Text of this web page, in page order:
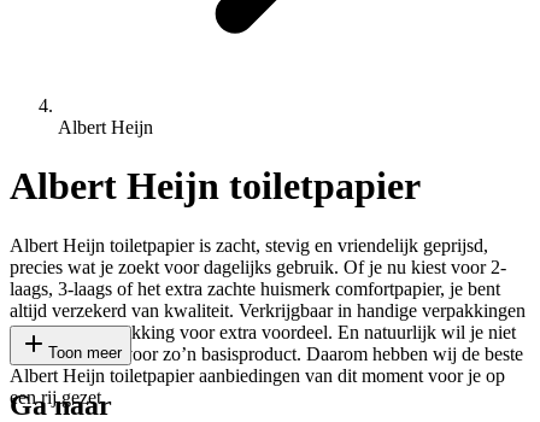
Albert Heijn
Albert Heijn toiletpapier
Albert Heijn toiletpapier is zacht, stevig en vriendelijk geprijsd,
precies wat je zoekt voor dagelijks gebruik. Of je nu kiest voor 2-
laags, 3-laags of het extra zachte huismerk comfortpapier, je bent
altijd verzekerd van kwaliteit. Verkrijgbaar in handige verpakkingen
of in grootverpakking voor extra voordeel. En natuurlijk wil je niet
te veel betalen voor zo’n basisproduct. Daarom hebben wij de beste
Albert Heijn toiletpapier aanbiedingen van dit moment voor je op
een rij gezet.
Toon meer
Ga naar